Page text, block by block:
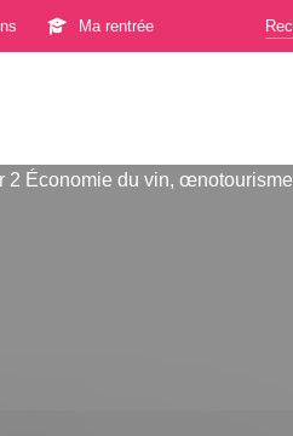
Ma rentrée
2 Économie du vin, œnotourisme